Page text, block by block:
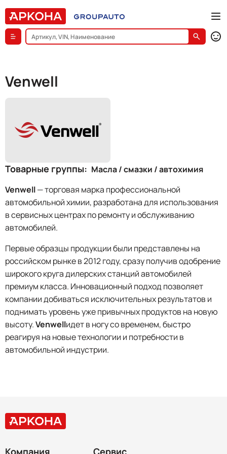
Venwell
Товарные группы
Масла / смазки / автохимия
Venwell— торговая марка профессиональной
автомобильной химии, разработана для использования
в сервисных центрах по ремонту и обслуживанию
автомобилей.
Первые образцы продукции были представлены на
российском рынке в 2012 году, сразу получив одобрение
широкого круга дилерских станций автомобилей
премиум класса. Инновационный подход позволяет
компании добиваться исключительных результатов и
поднимать уровень уже привычных продуктов на новую
высоту.Venwellидет в ногу со временем, быстро
реагируя на новые технологии и потребности в
автомобильной индустрии.
Компания Сервис